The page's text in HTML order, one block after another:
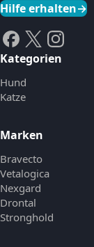
Hilfe erhalten→
Kategorien
Hund
Katze
Marken
Bravecto
Vetalogica
Nexgard
Drontal
Stronghold